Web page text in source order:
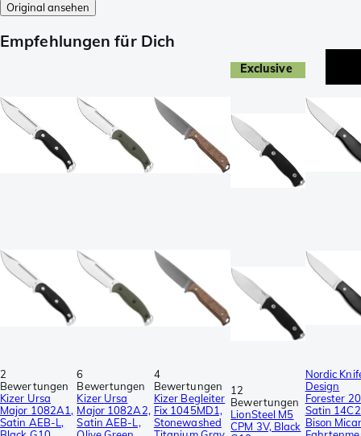
Original ansehen
Empfehlungen für Dich
2
Bewertungen
Kizer Ursa
Major 1082A1,
Satin AEB-L,
6
Bewertungen
Kizer Ursa
Major 1082A2,
Satin AEB-L,
4
Bewertungen
Kizer Begleiter
Fix 1045MD1,
Stonewashed
Exclusive
12
Bewertungen
LionSteel M5
CPM 3V, Black
Nordic
Design
Forester
Satin
Bison